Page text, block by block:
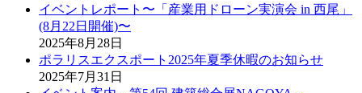
イベントレポート〜「産業用ドローン実演会 in 西尾」
(8月22日開催)〜
2025年8月28日
ポラリスエクスポート2025年夏季休暇のお知らせ
2025年7月31日